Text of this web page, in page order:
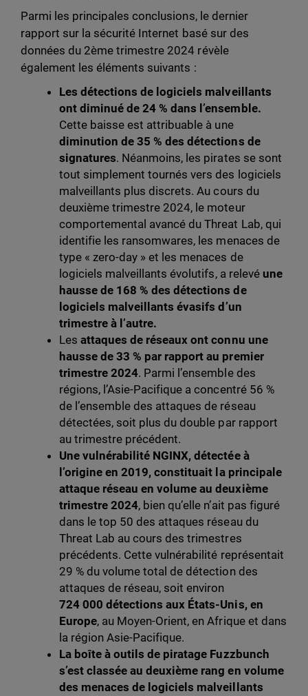
Parmi les principales conclusions, le dernier
rapport sur la sécurité Internet basé sur des
données du 2ème trimestre 2024 révèle
également les éléments suivants :
Les détections de logiciels malveillants
ont diminué de 24 % dans l’ensemble.
Cette baisse est attribuable à une
diminution de 35 % des détections de
signatures. Néanmoins, les pirates se sont
tout simplement tournés vers des logiciels
malveillants plus discrets. Au cours du
deuxième trimestre 2024, le moteur
comportemental avancé du Threat Lab, qui
identifie les ransomwares, les menaces de
type « zero-day » et les menaces de
logiciels malveillants évolutifs, a relevé une
hausse de 168 % des détections de
logiciels malveillants évasifs d’un
trimestre à l’autre.
Lesattaques de réseaux ont connu une
hausse de 33 % par rapport au premier
trimestre 2024. Parmi l’ensemble des
régions, l’Asie-Pacifique a concentré 56 %
de l’ensemble des attaques de réseau
détectées, soit plus du double par rapport
au trimestre précédent.
Une vulnérabilité NGINX, détectée à
l’origine en 2019, constituait la principale
attaque réseau en volume au deuxième
trimestre 2024, bien qu’elle n’ait pas figuré
dans le top 50 des attaques réseau du
Threat Lab au cours des trimestres
précédents. Cette vulnérabilité représentait
29 % du volume total de détection des
attaques de réseau, soit environ
724 000 détections aux États-Unis, en
Europe, au Moyen-Orient, en Afrique et dans
la région Asie-Pacifique.
La boîte à outils de piratage Fuzzbunch
s’est classée au deuxième rang en volume
des menaces de logiciels malveillants